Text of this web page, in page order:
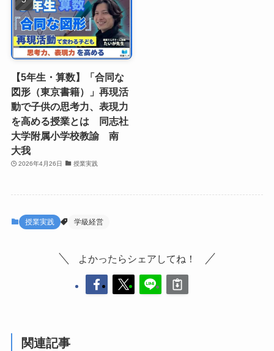
【5年生・算数】「合同な
図形（東京書籍）」再現活
動で子供の思考力、表現力
を高める授業とは 同志社
大学附属小学校教諭 南
大我
2026年4月26日 授業実践
授業実践 学級経営
よかったらシェアしてね！
関連記事